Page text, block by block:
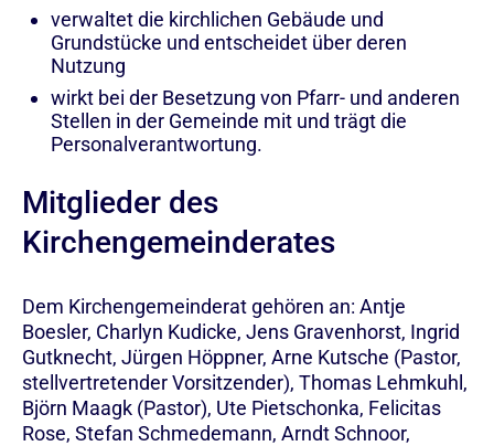
verwaltet die kirchlichen Gebäude und
Grundstücke und entscheidet über deren
Nutzung
wirkt bei der Besetzung von Pfarr- und anderen
Stellen in der Gemeinde mit und trägt die
Personalverantwortung.
Mitglieder des
Kirchengemeinderates
Dem Kirchengemeinderat gehören an: Antje
Boesler, Charlyn Kudicke, Jens Gravenhorst, Ingrid
Gutknecht, Jürgen Höppner, Arne Kutsche (Pastor,
stellvertretender Vorsitzender), Thomas Lehmkuhl,
Björn Maagk (Pastor), Ute Pietschonka, Felicitas
Rose, Stefan Schmedemann, Arndt Schnoor,